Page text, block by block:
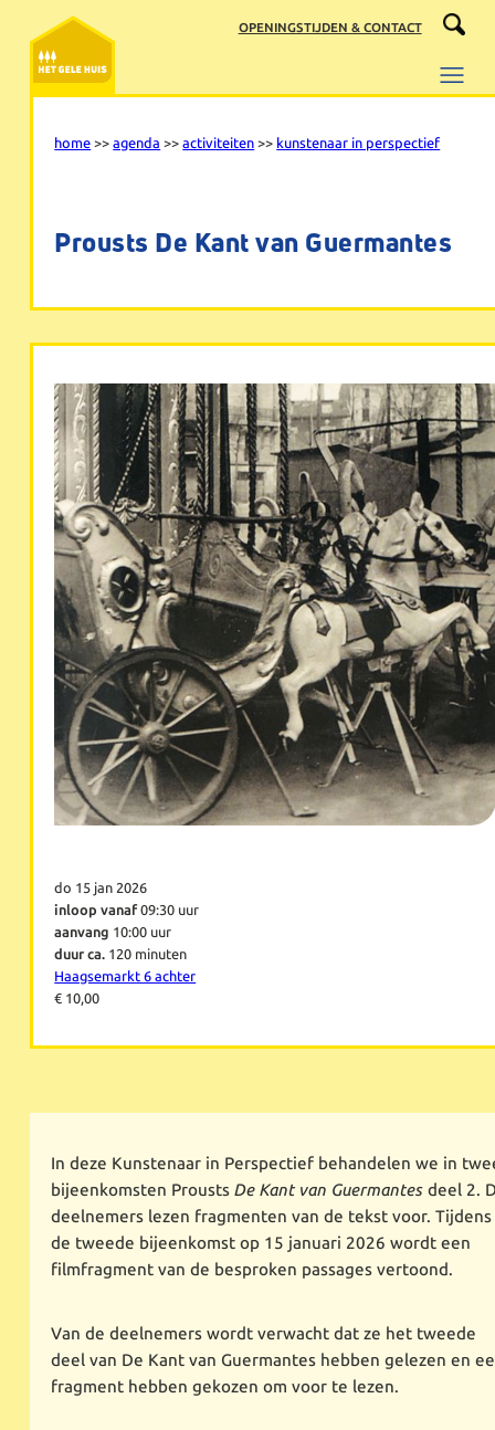
naar
inhoud
OPENINGSTIJDEN & CONTACT
home >>agenda >>activiteiten >> kunstenaar in perspectief
Prousts De Kant van Guermantes
do 15 jan 2026
inloop vanaf09:30 uur
aanvang 10:00 uur
duur ca. 120 minuten
Haagsemarkt 6 achter
€ 10,00
In deze Kunstenaar in Perspectief behandelen we in
bijeenkomsten ProustsDe Kant van Guermantes deel 2.
deelnemers lezen fragmenten van de tekst voor. Tijdens
de tweede bijeenkomst op 15 januari 2026 wordt een
filmfragment van de besproken passages vertoond.
Van de deelnemers wordt verwacht dat ze het tweede
deel van De Kant van Guermantes hebben gelezen en
fragment hebben gekozen om voor te lezen.